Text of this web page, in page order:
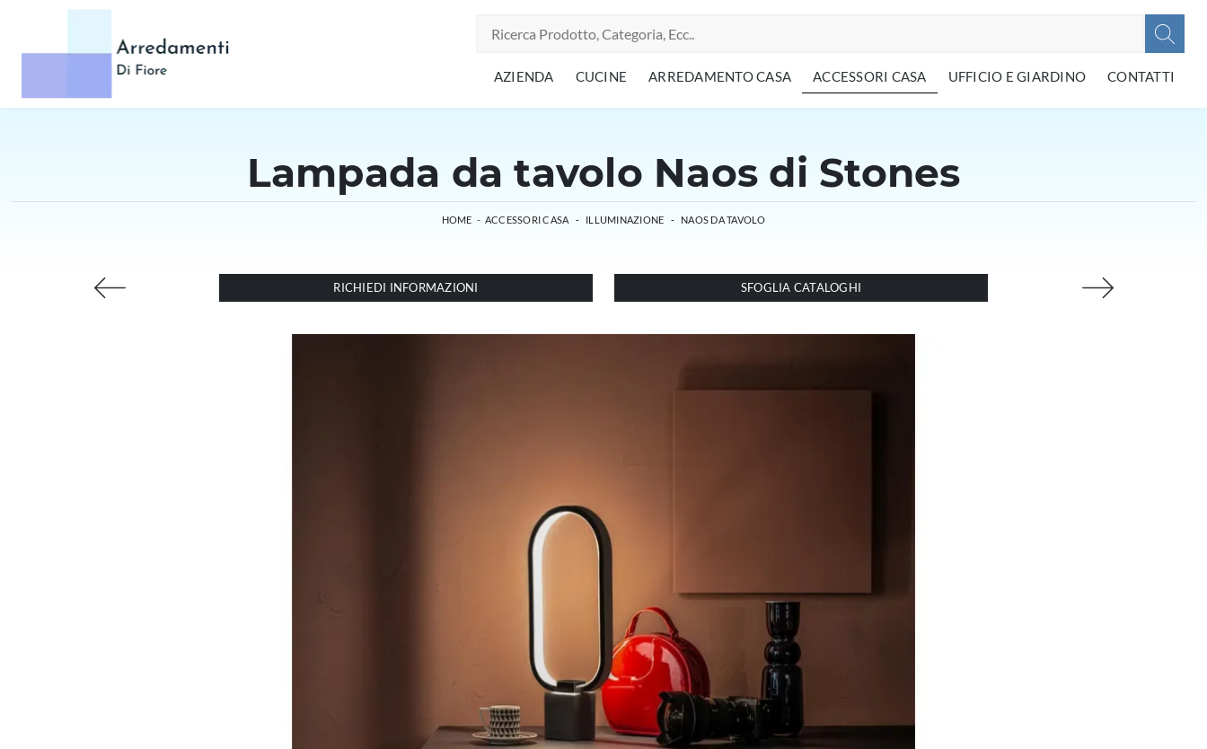
AZIENDA CUCINE ARREDAMENTO CASA ACCESSORI CASA UFFICIO E GIARDINO CONTATTI
Lampada da tavolo Naos di Stones
HOME - ACCESSORI CASA - ILLUMINAZIONE - NAOS DA TAVOLO
RICHIEDI INFORMAZIONI SFOGLIA CATALOGHI